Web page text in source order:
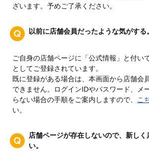
ざいます。予めご了承ください。
以前に店舗会員だったような気がする。
ご自身の店舗ページに「公式情報」と付い
としてご登録されています。
既に登録がある場合は、本画面から店舗会
できません。ログインIDやパスワード、メ
らない場合の手順をご案内しますので、
こ
い。
店舗ページが存在しないので、新し
い。